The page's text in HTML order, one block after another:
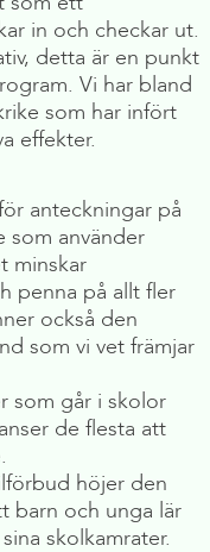
in och checkar ut.
detta är en punkt
Vi har bland
som har infört
effekter.
anteckningar på
som använder
minskar
penna på allt fler
också den
som vi vet främjar
som går i skolor
de flesta att
höjer den
barn och unga lär
skolkamrater.